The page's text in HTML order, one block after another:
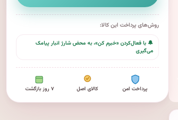
روش‌های پرداخت این کالا:
🔔 با فعال‌کردن «خبرم کن»، به محض شارژ انبار پیامک
می‌گیری
پرداخت امن کالای اصل ۷ روز بازگشت